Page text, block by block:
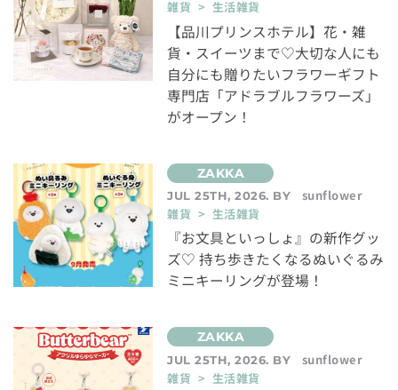
雑貨 > 生活雑貨
【品川プリンスホテル】花・雑
貨・スイーツまで♡大切な人にも
自分にも贈りたいフラワーギフト
専門店「アドラブルフラワーズ」
がオープン！
JUL 25TH, 2026. BY
sunflower
雑貨 > 生活雑貨
『お文具といっしょ』の新作グッ
ズ♡ 持ち歩きたくなるぬいぐるみ
ミニキーリングが登場！
JUL 25TH, 2026. BY
sunflower
雑貨 > 生活雑貨